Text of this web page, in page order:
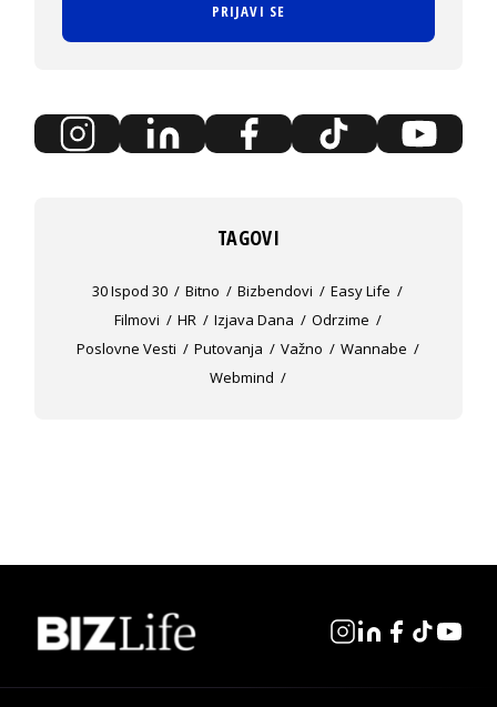
PRIJAVI SE
TAGOVI
30 Ispod 30 Bitno Bizbendovi
Easy Life
Filmovi
HR Izjava Dana
Odrzime
Poslovne Vesti
Putovanja Važno
Wannabe
Webmind